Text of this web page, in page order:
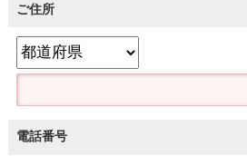
ご住所
電話番号